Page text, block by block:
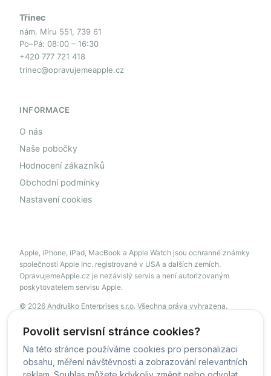
Povolit servisní stránce cookies?
Na této stránce používáme cookies pro personalizaci
obsahu, měření návštěvnosti a zobrazování relevantních
Třinec
nám. Míru 551, 739 61
Po–Pá: 08:00 – 16:30
+420 777 721 418
trinec@opravujemeapple.cz
INFORMACE
O nás
Naše pobočky
Hodnocení zákazníků
Obchodní podmínky
Nastavení cookies
Apple, iPhone, iPad, MacBook a Apple Watch jsou ochranné známky
společnosti Apple Inc. registrované v USA a dalších zemích.
OpravujemeApple.cz je nezávislý servis a není autorizovaným
poskytovatelem servisu Apple.
© 2026 Andruško Enterprises s.r.o. Všechna práva vyhrazena.
© OpravujemeApple - 2026 -Všechna práva vyhrazena.